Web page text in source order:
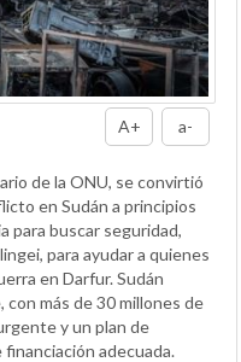
A+ a-
de la ONU, se convirtió
en Sudán a principios
para buscar seguridad,
para ayudar a quienes
en Darfur. Sudán
más de 30 millones de
y un plan de
adecuada.